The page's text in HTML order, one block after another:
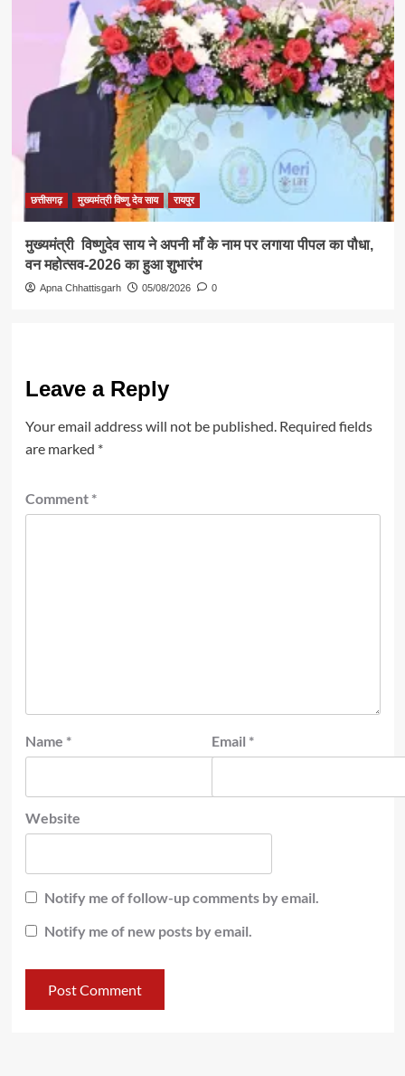
छत्तीसगढ़ मुख्यमंत्री विष्णु देव साय रायपुर
मुख्यमंत्री विष्णुदेव साय ने अपनी माँ के नाम पर लगाया पीपल का पौधा,
वन महोत्सव-2026 का हुआ शुभारंभ
Apna Chhattisgarh 05/08/2026 0
Leave a Reply
Your email address will not be published. Required fields
are marked *
Comment *
Name * Email *
Website
Notify me of follow-up comments by email.
Notify me of new posts by email.